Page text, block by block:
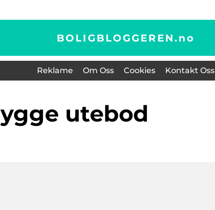
BOLIGBLOGGEREN.no
Reklame Om Oss Cookies Kontakt Oss
bygge utebod